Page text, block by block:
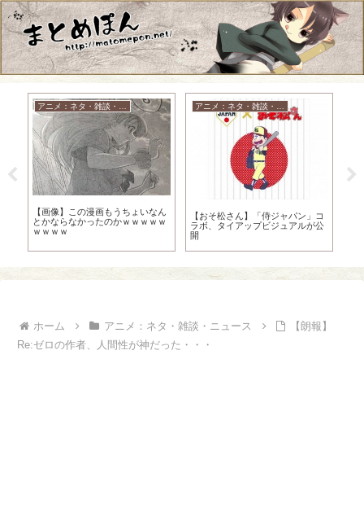
アニメ：ネタ・雑談・ニュース
【画像】この漫画もうちょいなん
とかならなかったのかｗｗｗｗｗ
ｗｗｗｗ
アニメ：ネタ・雑談・ニュース
【おそ松さん】「侍ジャパン」コ
ラボ、タイアップビジュアルが公
開
ホーム アニメ：ネタ・雑談・ニュース
【朗報】
Re:ゼロの作者、人間性が神だった・・・